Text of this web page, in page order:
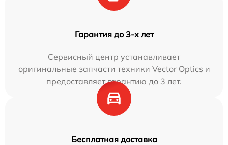
Гарантия до 3-х лет
Сервисный центр устанавливает
оригинальные запчасти техники Vector Optics и
предоставляет гарантию до 3 лет.
Бесплатная доставка